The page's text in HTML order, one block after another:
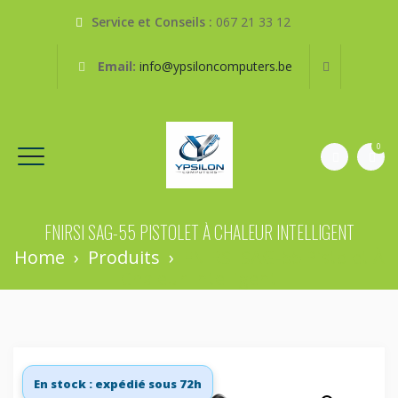
Service et Conseils : 067 21 33 12
Email: info@ypsiloncomputers.be
0
FNIRSI SAG-55 PISTOLET À CHALEUR INTELLIGENT
Home › Produits ›
En stock : expédié sous 72h